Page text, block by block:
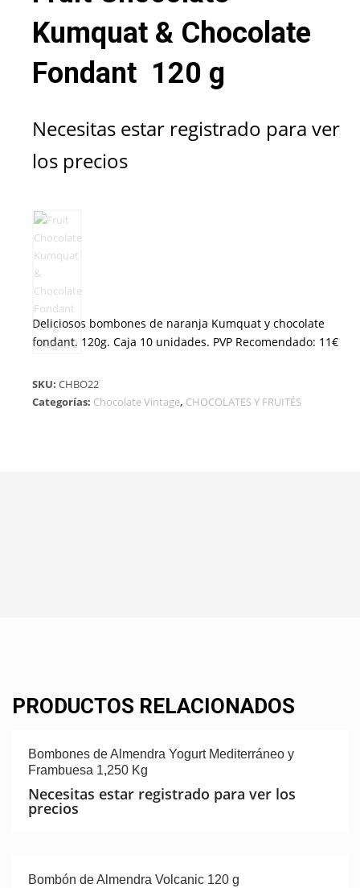
Kumquat & Chocolate
Fondant 120 g
Necesitas estar registrado para ver
los precios
Deliciosos bombones de naranja Kumquat y chocolate
fondant. 120g. Caja 10 unidades. PVP Recomendado: 11€
SKU: CHBO22
Categorías: Chocolate Vintage, CHOCOLATES Y FRUITÉS
PRODUCTOS RELACIONADOS
Bombones de Almendra Yogurt Mediterráneo y
Frambuesa 1,250 Kg
Necesitas estar registrado para ver los
precios
Bombón de Almendra Volcanic 120 g